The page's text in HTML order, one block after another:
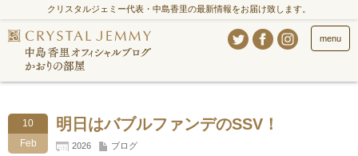
クリスタルジェミー代表・中島香里の最新情報をお届け致します。
menu
10
Feb
明日はバブルファンデのSSV！
2026 ブログ